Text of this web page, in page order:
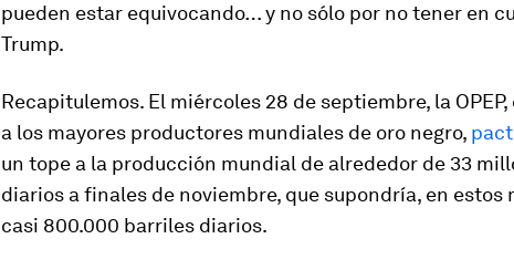
pueden estar equivocando… y no sólo por no tener en
Trump.
Recapitulemos. El miércoles 28 de septiembre, la
a los mayores productores mundiales de oro negro,
un tope a la producción mundial de alrededor de 33
diarios a finales de noviembre, que supondría, en
casi 800.000 barriles diarios.